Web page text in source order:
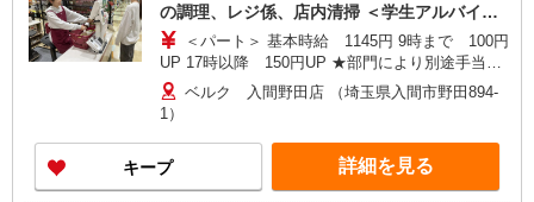
の調理、レジ係、店内清掃 ＜学生アルバイト
＞ レジ係
＜パート＞ 基本時給 1145円 9時まで 100円
UP 17時以降 150円UP ★部門により別途手当が
つく場合あり ＜学生アルバイト＞ 17時まで 基
本時給1145円 17時以降 時給1195円（一律夜間
手当含む） ※22時以降は18歳以上（高校生不可）
※22時以降 基本時給より25％UP ★評価制度で
時給UP！ ★パートは日・祝日は更に時給100円
UP！ 上記時間帯は募集時間ではありません。募
ベルク 入間野田店 （埼玉県入間市野田894-
1）
キープ 詳細を見る